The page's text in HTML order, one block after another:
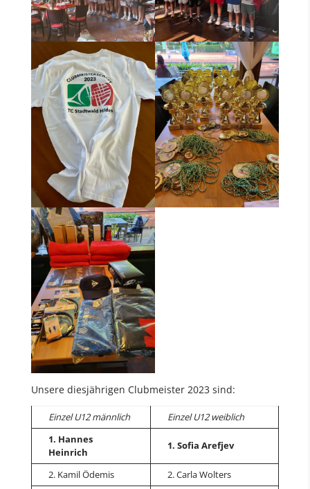
Unsere diesjährigen Clubmeister 2023 sind:
Einzel U12 männlich
Einzel U12 weiblich
1. Hannes
Heinrich
1. Sofia Arefjev
2. Kamil Ödemis
2. Carla Wolters